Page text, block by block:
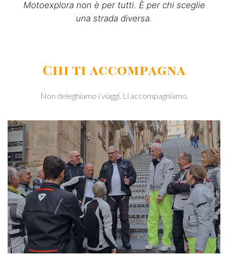
Motoexplora non è per tutti. È per chi sceglie
una strada diversa.
Chi ti accompagna
Non deleghiamo i viaggi. Li accompagniamo.